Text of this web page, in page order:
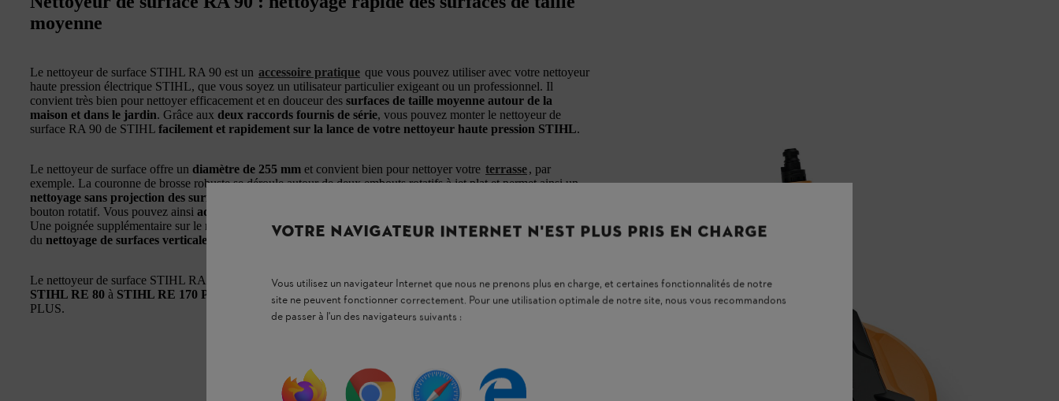
moyenne
Le nettoyeur de surface STIHL RA 90 est un accessoire pratique que vous pouvez utiliser avec votre nettoyeur
haute pression électrique STIHL, que vous soyez un utilisateur particulier exigeant ou un professionnel. Il
convient très bien pour nettoyer efficacement et en douceur des surfaces de taille moyenne autour de la
maison et dans le jardin. Grâce aux deux raccords fournis de série, vous pouvez monter le nettoyeur de
surface RA 90 de STIHL facilement et rapidement sur la lance de votre nettoyeur haute pression STIHL.
Le nettoyeur de surface offre un diamètre de 255 mm et convient bien pour nettoyer votre terrasse, par
exemple. La couronne de brosse robuste se déroule autour de deux embouts rotatifs à jet plat et permet ainsi un
nettoyage sans projection des surfaces planes
bouton rotatif. Vous pouvez ainsi adapter la puissance de nettoyage
Une poignée supplémentaire sur le nettoyeur de surface STIHL RA 90 permet une manipulation confortable lors
du nettoyage de surfaces verticales , comme des murs.
Le nettoyeur de surface STIHL RA 90 est compatible avec les modèles de nettoyeurs haute pression électriques
STIHL RE 80 à STIHL RE 170 PLUS
et les nettoyeurs haute pression sur batterie REA 60 PLUS et REA 100
PLUS.
VOTRE NAVIGATEUR INTERNET N'EST PLUS PRIS EN CHARGE
Vous utilisez un navigateur Internet que nous ne prenons plus en charge, et certaines fonctionnalités de notre
site ne peuvent fonctionner correctement. Pour une utilisation optimale de notre site, nous vous recommandons
de passer à l'un des navigateurs suivants :